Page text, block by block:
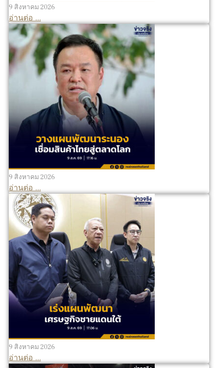
9 สิงหาคม 2026
อ่านต่อ ...
9 สิงหาคม 2026
อ่านต่อ ...
9 สิงหาคม 2026
อ่านต่อ ...